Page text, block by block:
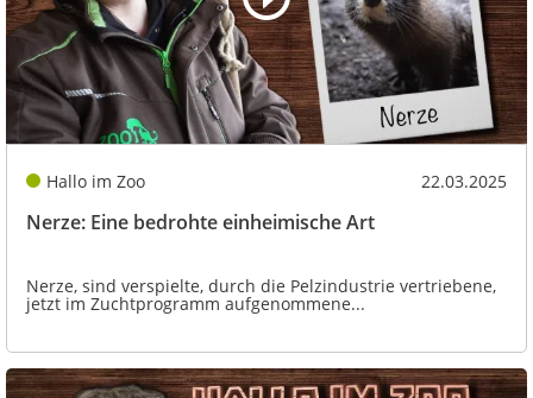
Hallo im Zoo 22.03.2025
Nerze: Eine bedrohte einheimische Art
Nerze, sind verspielte, durch die Pelzindustrie vertriebene,
jetzt im Zuchtprogramm aufgenommene...